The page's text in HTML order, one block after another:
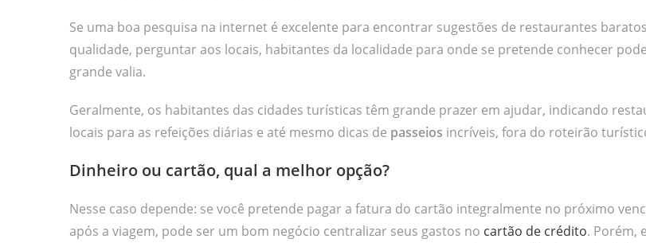
Se uma boa pesquisa na internet é excelente para encontrar sugestões de restaurantes
qualidade, perguntar aos locais, habitantes da localidade para onde se pretende conhecer
grande valia.
Geralmente, os habitantes das cidades turísticas têm grande prazer em ajudar, indicando
locais para as refeições diárias e até mesmo dicas de passeios incríveis, fora do roteirão
Dinheiro ou cartão, qual a melhor opção?
Nesse caso depende: se você pretende pagar a fatura do cartão integralmente no próximo
após a viagem, pode ser um bom negócio centralizar seus gastos no cartão de crédito. Porém,